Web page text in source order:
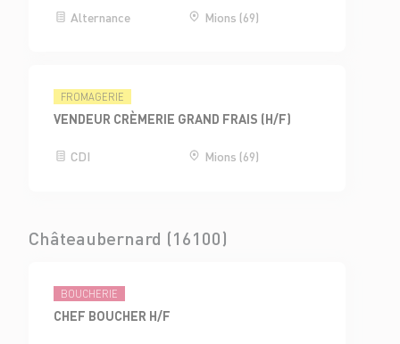
Alternance Mions (69)
FROMAGERIE
VENDEUR CRÈMERIE GRAND FRAIS (H/F)
CDI Mions (69)
Châteaubernard (16100)
BOUCHERIE
CHEF BOUCHER H/F